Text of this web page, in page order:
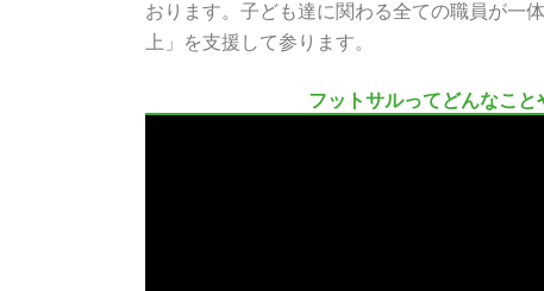
おります。子ども達に関わる全ての職員が一
上」を支援して参ります。
フットサルってどんなこと